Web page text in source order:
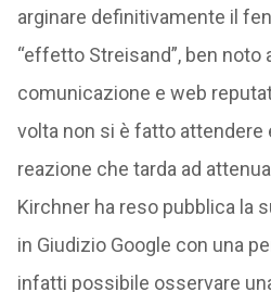
arginare definitivamente il
“effetto Streisand”, ben noto
comunicazione e web
volta non si è fatto attendere
reazione che tarda ad
Kirchner ha reso pubblica la
in Giudizio Google con una
infatti possibile osservare